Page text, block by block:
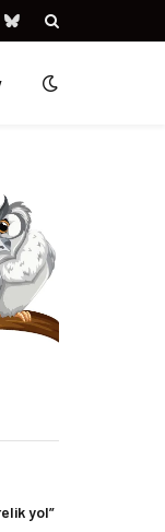
Bluesky
yol”